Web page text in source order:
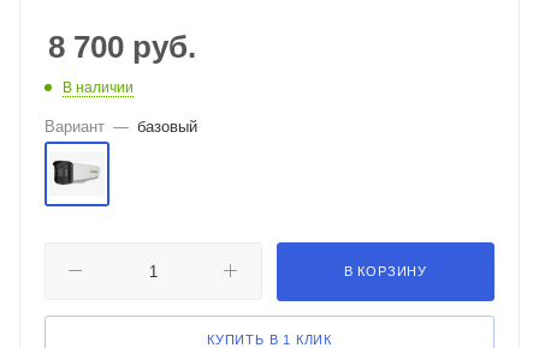
8 700 руб.
В наличии
Вариант — базовый
В КОРЗИНУ
КУПИТЬ В 1 КЛИК